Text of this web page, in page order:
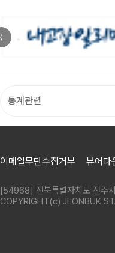
〈
이메일무단수집거부 뷰어다
[54968] 전북특별자치도 전주
COPYRIGHT(c) JEONBUK